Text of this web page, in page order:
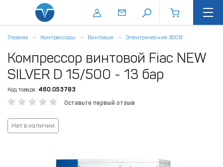
Главная Компрессоры Винтовые Электрические 380В
Компрессор винтовой Fiac NEW
SILVER D 15/500 - 13 бар
Код товара: 460.053783
Оставьте первый отзыв
Нет в наличии